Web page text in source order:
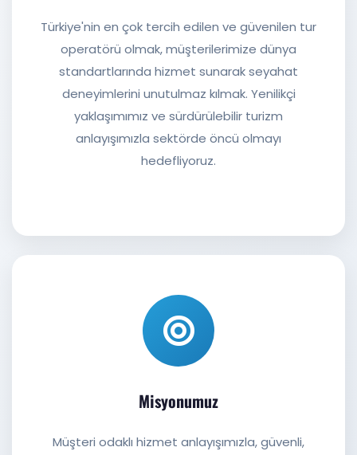
Türkiye'nin en çok tercih edilen ve güvenilen tur
operatörü olmak, müşterilerimize dünya
standartlarında hizmet sunarak seyahat
deneyimlerini unutulmaz kılmak. Yenilikçi
yaklaşımımız ve sürdürülebilir turizm
anlayışımızla sektörde öncü olmayı
hedefliyoruz.
Misyonumuz
Müşteri odaklı hizmet anlayışımızla, güvenli,